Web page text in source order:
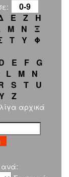
0-9
Ε Ζ
Η
Μ Ν
Ξ
Τ Υ
Φ
E F
G
L M
N
S T
U
Z
αρχικά
ανά: